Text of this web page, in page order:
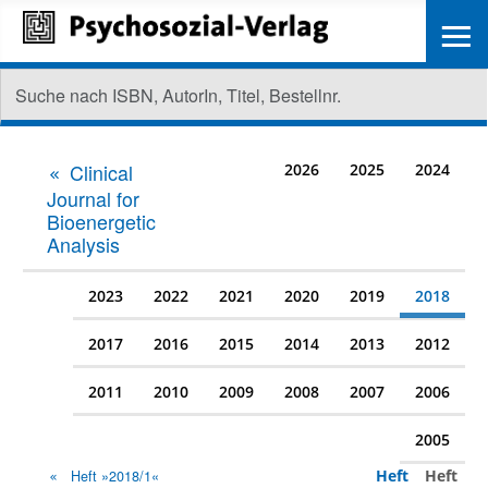
Clinical
Journal for
Bioenergetic
Analysis
2026 2025 2024
2023 2022 2021 2020 2019 2018
2017 2016 2015 2014 2013 2012
2011 2010 2009 2008 2007 2006
2005
Heft »2018/1« Heft Heft
≡